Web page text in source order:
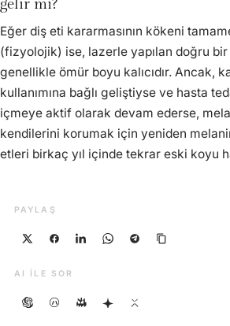
gelir mi?
Eğer diş eti kararmasının kökeni
(fizyolojik) ise, lazerle yapılan doğru bir
genellikle ömür boyu kalıcıdır. Ancak,
kullanımına bağlı geliştiyse ve hasta
içmeye aktif olarak devam ederse,
kendilerini korumak için yeniden
etleri birkaç yıl içinde tekrar eski koyu
PAYLAŞ
AI ILE SOR